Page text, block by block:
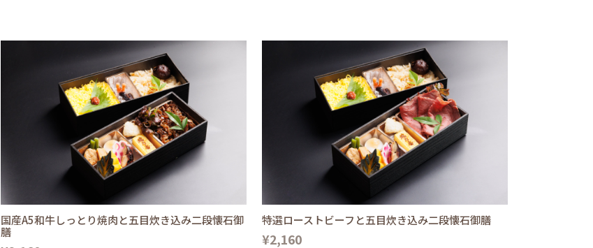
国産A5和牛しっとり焼肉と五目炊き込み二段懐石御
膳
特選ローストビーフと五目炊き込み二段懐石御膳
¥2,160